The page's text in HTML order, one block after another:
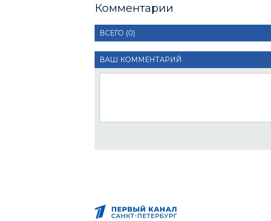
Комментарии
ВСЕГО (0)
ВАШ КОММЕНТАРИЙ